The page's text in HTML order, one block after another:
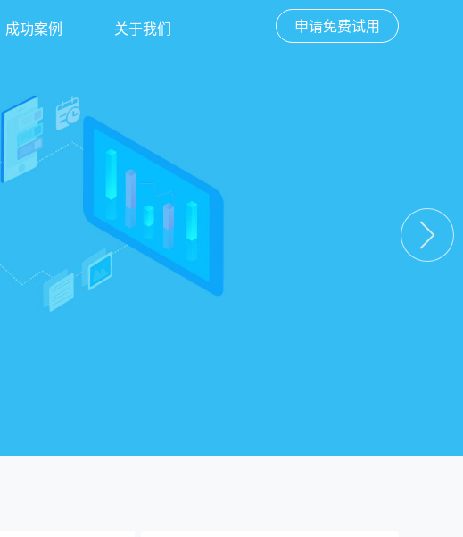
成功案例 关于我们 申请免费试用